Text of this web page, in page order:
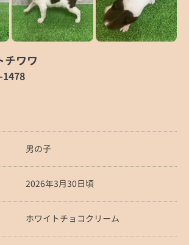
チワワ
1478
男の子
2026年3月30日頃
ホワイトチョコクリーム